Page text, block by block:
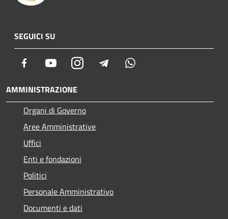
SEGUICI SU
Facebook YoutubeInstagram Telegram
AMMINISTRAZIONE
Organi di Governo
Aree Amministrative
Uffici
Enti e fondazioni
Politici
Personale Amministrativo
Documenti e dati